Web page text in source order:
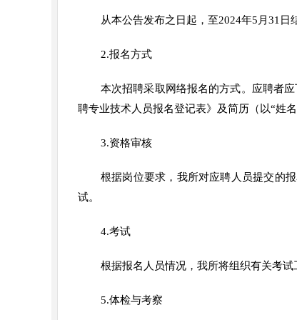
从本公告发布之日起，至2024年5月31日
2.报名方式
本次招聘采取网络报名的方式。应聘者
聘专业技术人员报名登记表》及简历（以“姓
3.资格审核
根据岗位要求，我所对应聘人员提交的
试。
4.考试
根据报名人员情况，我所将组织有关考试
5.体检与考察